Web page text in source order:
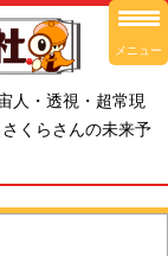
人・透視・超常現
くらさんの未来予
メニュー